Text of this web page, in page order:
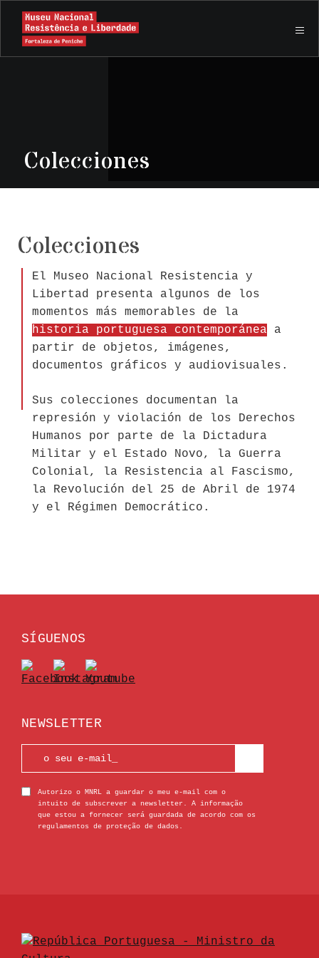
Colecciones
Colecciones
El Museo Nacional Resistencia y
Libertad presenta algunos de los
momentos más memorables de la
historia portuguesa contemporánea a
partir de objetos, imágenes,
documentos gráficos y audiovisuales.
Sus colecciones documentan la
represión y violación de los Derechos
Humanos por parte de la Dictadura
Militar y el Estado Novo, la Guerra
Colonial, la Resistencia al Fascismo,
la Revolución del 25 de Abril de 1974
y el Régimen Democrático.
SÍGUENOS
NEWSLETTER
Autorizo o MNRL a guardar o meu e-mail com o
intuito de subscrever a newsletter. A informação
que estou a fornecer será guardada de acordo com os
regulamentos de proteção de dados.